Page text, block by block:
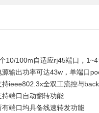
10/100m自适应rj45端口，
源输出功率可达43w，单端口
持ieee802.3x全双工流控与
持端口自动翻转功能
有端口均具备线速转发功能